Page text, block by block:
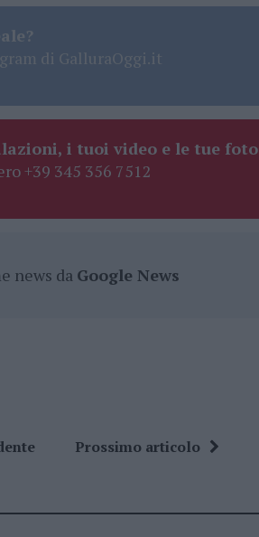
di GalluraOggi.it
i tuoi video e le tue foto
+39 345 356 7512
news da Google News
Prossimo articolo